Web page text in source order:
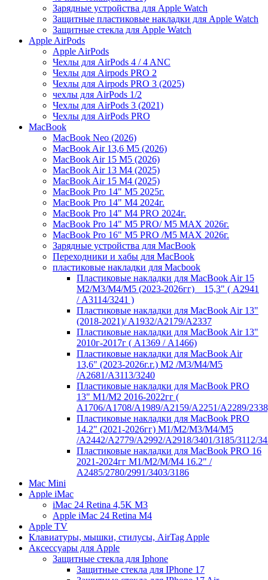
Зарядные устройства для Apple Watch
Защитные пластиковые накладки для Apple Watch
Защитные стекла для Apple Watch
Apple AirPods
Apple AirPods
Чехлы для AirPods 4 / 4 ANC
Чехлы для Airpods PRO 2
Чехлы для Airpods PRO 3 (2025)
чехлы для AirPods 1/2
Чехлы для AirPods 3 (2021)
Чехлы для AirPods PRO
MacBook
MacBook Neo (2026)
MacBook Air 13,6 M5 (2026)
MacBook Air 15 M5 (2026)
MacBook Air 13 M4 (2025)
MacBook Air 15 M4 (2025)
MacBook Pro 14" M5 2025г.
MacBook Pro 14" M4 2024г.
MacBook Pro 14" M4 PRO 2024г.
MacBook Pro 14" M5 PRO/ M5 MAX 2026г.
MacBook Pro 16" M5 PRO /M5 MAX 2026г.
Зарядные устройства для MacBook
Переходники и хабы для MacBook
пластиковые накладки для Macbook
Пластиковые накладки для MacBook Air 15
M2/M3/M4/M5 (2023-2026гг) _ 15,3" ( А2941
/ А3114/3241 )
Пластиковые накладки для MacBook Air 13"
(2018-2021)/ A1932/A2179/A2337
Пластиковые накладки для MacBook Air 13"
2010г-2017г ( А1369 / А1466)
Пластиковые накладки для MacBook Air
13,6" (2023-2026г.г.) M2 /M3/M4/M5
/A2681/A3113/3240
Пластиковые накладки для MacBook PRO
13" M1/M2 2016-2022гг (
А1706/A1708/A1989/A2159/A2251/A2289/
Пластиковые накладки для MacBook PRO
14.2" (2021-2026гг) M1/M2/M3/M4/M5
/A2442/A2779/A2992/A2918/3401/3185/3112/
Пластиковые накладки для MacBook PRO 16
2021-2024гг M1/M2/M/M4 16.2" /
А2485/2780/2991/3403/3186
Mac Mini
Apple iMac
iMac 24 Retina 4,5K M3
Apple iMac 24 Retina M4
Apple TV
Клавиатуры, мышки, стилусы, AirTag Apple
Аксессуары для Apple
Защитные стекла для Iphone
Защитные стекла для IPhone 17